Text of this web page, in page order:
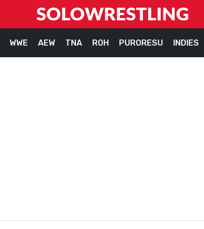
WWE AEW TNA ROH PURORESU INDIES